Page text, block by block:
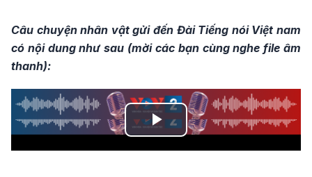
Câu chuyện nhân vật gửi đến Đài Tiếng nói Việt nam
có nội dung như sau (mời các bạn cùng nghe file âm
thanh):
Play